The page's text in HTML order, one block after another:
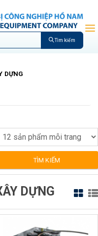
Tìm kiếm
DỰNG
TÌM KIẾM
DỰNG